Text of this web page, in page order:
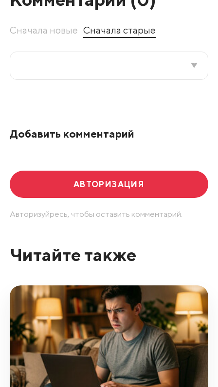
Сначала новые Сначала старые
Добавить комментарий
АВТОРИЗАЦИЯ
Авторизуйресь, чтобы оставить комментарий.
Читайте также